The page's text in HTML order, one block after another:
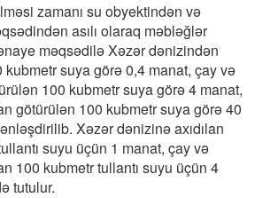
zamanı su obyektindən və
asılı olaraq məbləğlər
məqsədilə Xəzər dənizindən
suya görə 0,4 manat, çay və
100 kubmetr suya görə 4 manat,
götürülən 100 kubmetr suya görə 40
Xəzər dənizinə axıdılan
suyu üçün 1 manat, çay və
100 kubmetr tullantı suyu üçün 4
tutulur.